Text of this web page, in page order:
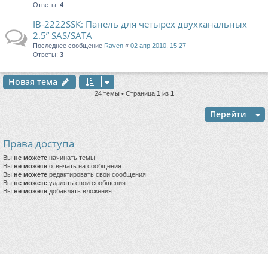
Ответы: 4
IB-2222SSK: Панель для четырех двухканальных
2.5” SAS/SATA
Последнее сообщение Raven « 02 апр 2010, 15:27
Ответы: 3
Новая тема
24 темы • Страница 1из 1
Перейти
Права доступа
Вы не можете начинать темы
Вы не можете отвечать на сообщения
Вы не можете редактировать свои сообщения
Вы не можете удалять свои сообщения
Вы не можете добавлять вложения